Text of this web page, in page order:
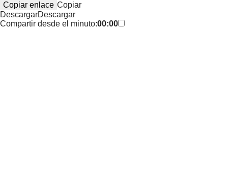
Copiar enlace Copiar
DescargarDescargar
Compartir desde el minuto:00:00